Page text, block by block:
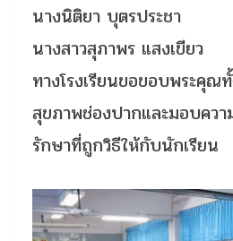
นางนิติยา บุตรประชา
นางสาวสุภาพร แสงเขียว
ทางโรงเรียนขอขอบพระคุณ
สุขภาพช่องปากและมอบคว
รักษาที่ถูกวิธีให้กับนักเรียน